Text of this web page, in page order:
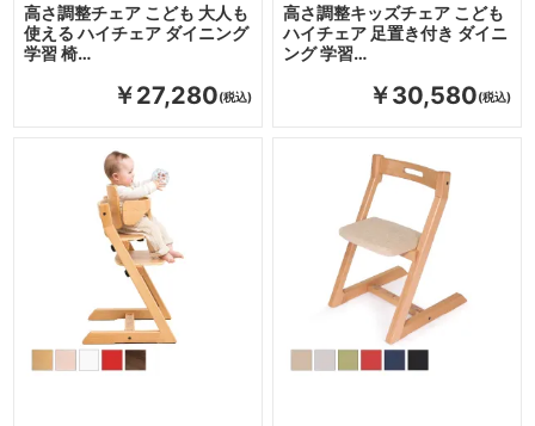
高さ調整チェア こども 大人も
使える ハイチェア ダイニング
学習 椅…
￥27,280
高さ調整キッズチェア こども
ハイチェア 足置き付き ダイニ
ング 学習…
￥30,580